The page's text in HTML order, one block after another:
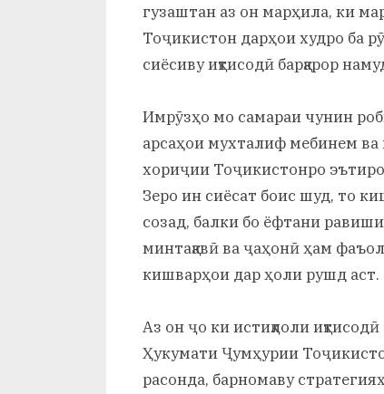
гузаштан аз он марҳила, ки
Тоҷикистон дарҳои худро ба
сиёсиву иқтисодӣ барқарор
Имрӯзҳо мо самараи чунин
арсаҳои мухталиф мебинем ва
хориҷии Тоҷикистонро
Зеро ин сиёсат боис шуд, то
созад, балки бо ёфтани
минтақавӣ ва ҷаҳонӣ ҳам
кишварҳои дар ҳоли рушд аст.
Аз он ҷо ки истиқлоли
Ҳукумати Ҷумҳурии
расонда, барномаву